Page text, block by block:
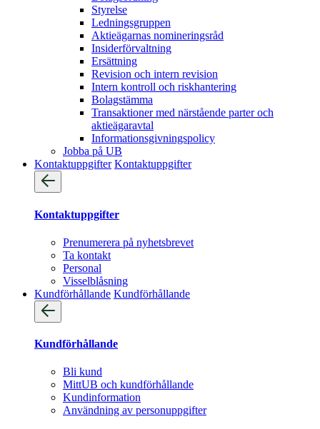
Styrelse
Ledningsgruppen
Aktieägarnas nomineringsråd
Insiderförvaltning
Ersättning
Revision och intern revision
Intern kontroll och riskhantering
Bolagstämma
Transaktioner med närstående parter och
aktieägaravtal
Informationsgivningspolicy
Jobba på UB
Kontaktuppgifter Kontaktuppgifter
Kontaktuppgifter
Prenumerera på nyhetsbrevet
Ta kontakt
Personal
Visselblåsning
Kundförhållande Kundförhållande
Kundförhållande
Bli kund
MittUB och kundförhållande
Kundinformation
Användning av personuppgifter